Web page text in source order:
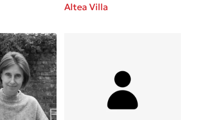
Altea Villa